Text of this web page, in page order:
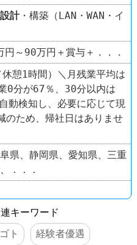
設計・構築（LAN・WAN・イ
円～90万円＋賞与＋．．．
憩1時間）＼月残業平均は
0分が67％、30分以内は
動検知し、必要に応じて現
のため、帰社日はありませ
県、静岡県、愛知県、三重
．．．
キーワード
ト 経験者優遇